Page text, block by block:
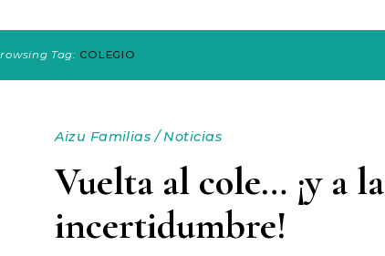
Tag: COLEGIO
Aizu Familias /Noticias
Vuelta al cole… ¡y a la
incertidumbre!